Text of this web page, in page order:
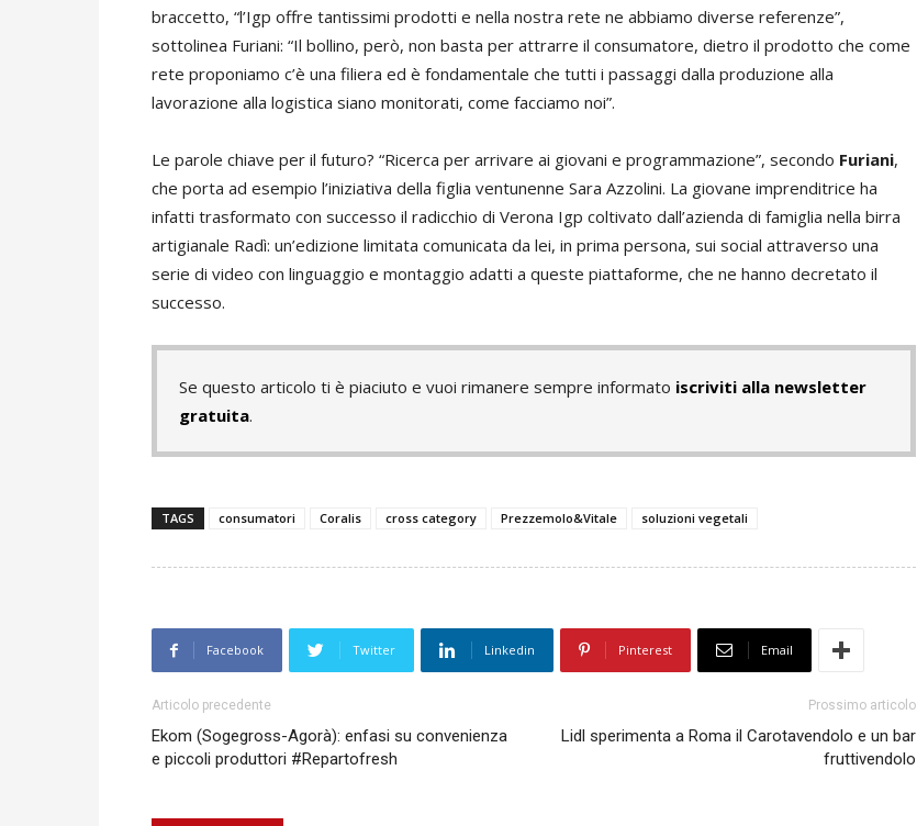
braccetto, “l’Igp offre tantissimi prodotti e nella nostra rete ne abbiamo diverse referenze”,
sottolinea Furiani: “Il bollino, però, non basta per attrarre il consumatore, dietro il prodotto che come
rete proponiamo c’è una filiera ed è fondamentale che tutti i passaggi dalla produzione alla
lavorazione alla logistica siano monitorati, come facciamo noi”.
Le parole chiave per il futuro? “Ricerca per arrivare ai giovani e programmazione”, secondo Furiani,
che porta ad esempio l’iniziativa della figlia ventunenne Sara Azzolini. La giovane imprenditrice ha
infatti trasformato con successo il radicchio di Verona Igp coltivato dall’azienda di famiglia nella birra
artigianale Radì: un’edizione limitata comunicata da lei, in prima persona, sui social attraverso una
serie di video con linguaggio e montaggio adatti a queste piattaforme, che ne hanno decretato il
successo.
Se questo articolo ti è piaciuto e vuoi rimanere sempre informato iscriviti alla newsletter
gratuita.
TAGS consumatori Coralis cross category Prezzemolo&Vitale soluzioni vegetali
Facebook Twitter Linkedin Pinterest Email
Articolo precedente
Ekom (Sogegross-Agorà): enfasi su convenienza
e piccoli produttori #Repartofresh
Prossimo articolo
Lidl sperimenta a Roma il Carotavendolo e un bar
fruttivendolo